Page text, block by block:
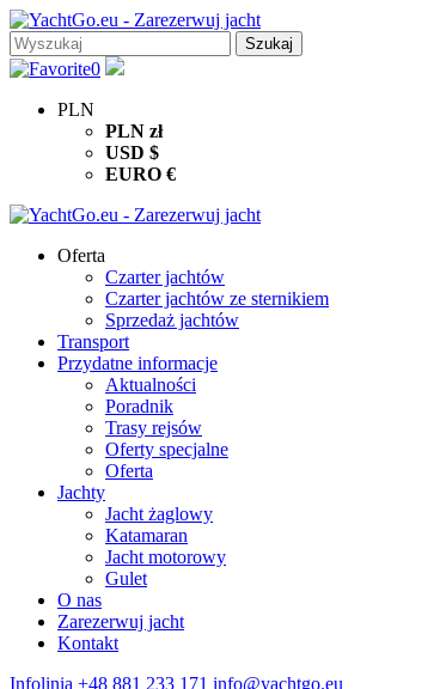
0
PLN
PLN zł
USD $
EURO €
Oferta
Czarter jachtów
Czarter jachtów ze sternikiem
Sprzedaż jachtów
Transport
Przydatne informacje
Aktualności
Poradnik
Trasy rejsów
Oferty specjalne
Oferta
Jachty
Jacht żaglowy
Katamaran
Jacht motorowy
Gulet
O nas
Zarezerwuj jacht
Kontakt
Infolinia +48 881 233 171 info@yachtgo.eu